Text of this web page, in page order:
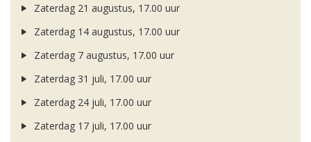
Zaterdag 21 augustus, 17.00 uur
Zaterdag 14 augustus, 17.00 uur
Zaterdag 7 augustus, 17.00 uur
Zaterdag 31 juli, 17.00 uur
Zaterdag 24 juli, 17.00 uur
Zaterdag 17 juli, 17.00 uur